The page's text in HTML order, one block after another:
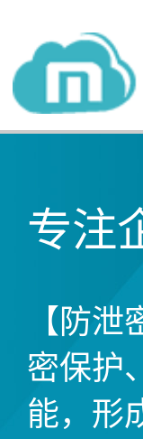
专注
【防
密保护
能，形